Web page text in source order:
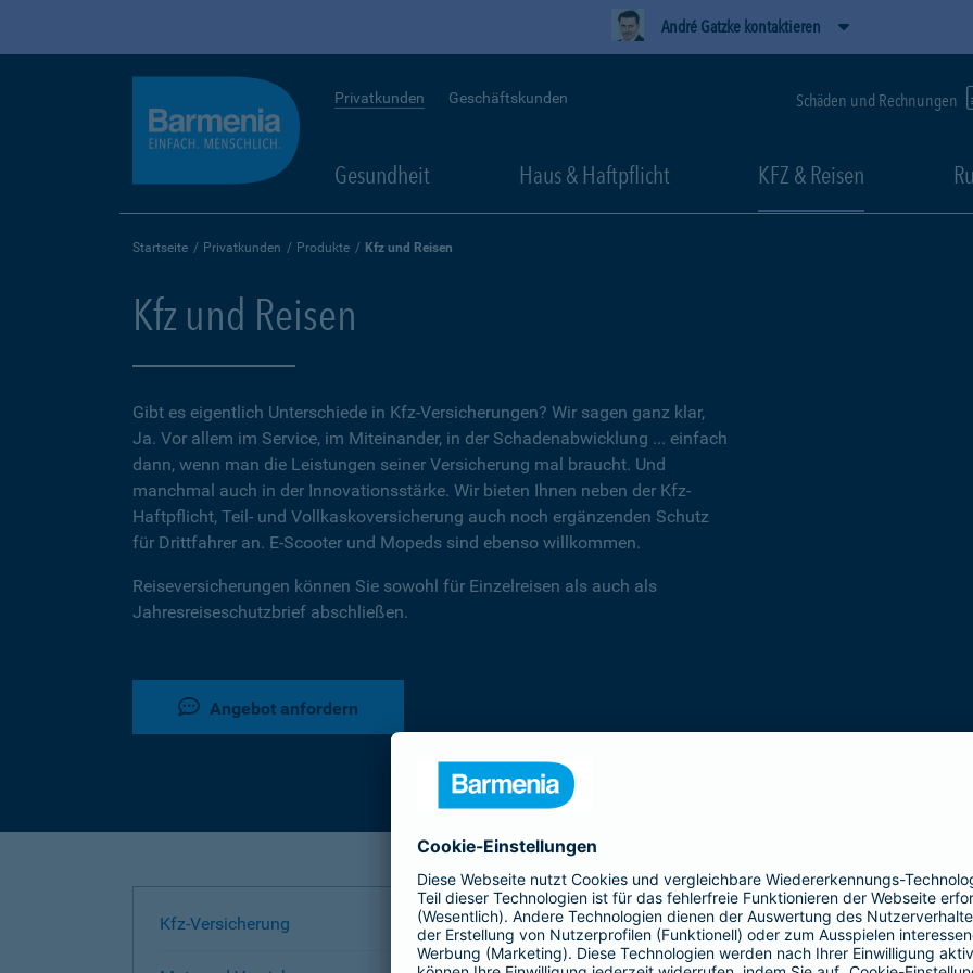
André Gatzke kontaktieren
Privatkunden Geschäftskunden Schäden und Rechnungen
Gesundheit Haus & Haftpflicht KFZ & Reisen
Startseite Privatkunden Produkte Kfz und Reisen
Kfz und Reisen
Gibt es eigentlich Unterschiede in Kfz-Versicherungen? Wir sagen ganz klar,
Ja. Vor allem im Service, im Miteinander, in der Schadenabwicklung ... einfach
dann, wenn man die Leistungen seiner Versicherung mal braucht. Und
manchmal auch in der Innovationsstärke. Wir bieten Ihnen neben der Kfz-
Haftpflicht, Teil- und Vollkaskoversicherung auch noch ergänzenden Schutz
für Drittfahrer an. E-Scooter und Mopeds sind ebenso willkommen.
Reiseversicherungen können Sie sowohl für Einzelreisen als auch als
Jahresreiseschutzbrief abschließen.
Angebot anfordern
Kfz-Versicherung